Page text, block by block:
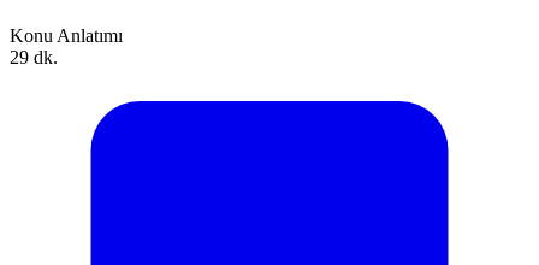
Konu Anlatımı
29 dk.